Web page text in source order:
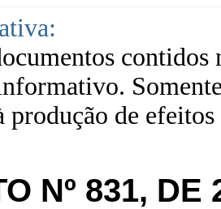
contidos
produção de
Nº 831,